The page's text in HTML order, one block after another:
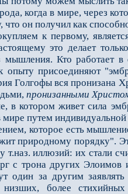
когда в мире, через
он получил как
к первому,
это делает
Кто работает
опыту присоединяют
вся пронизана
пронизанными
живeт сила
путeм
которое есть
природному порядку".
т.наз. иллюзий: их стали
с трона других
один за другим
более